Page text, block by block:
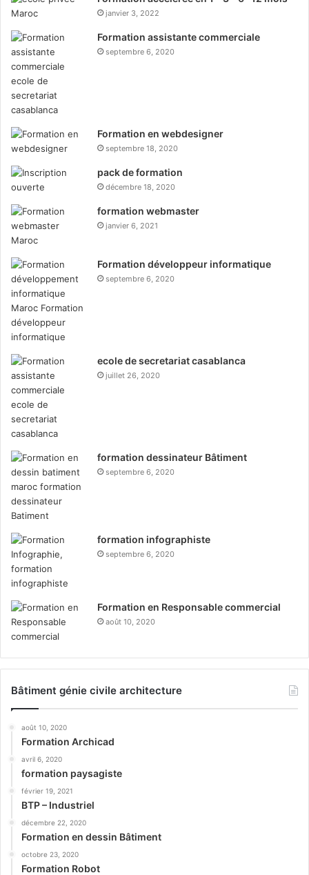
janvier 3, 2022
Formation assistante commerciale
septembre 6, 2020
Formation en webdesigner
septembre 18, 2020
pack de formation
décembre 18, 2020
formation webmaster
janvier 6, 2021
Formation développeur informatique
septembre 6, 2020
ecole de secretariat casablanca
juillet 26, 2020
formation dessinateur Bâtiment
septembre 6, 2020
formation infographiste
septembre 6, 2020
Formation en Responsable commercial
août 10, 2020
Bâtiment génie civile architecture
août 10, 2020
Formation Archicad
avril 6, 2020
formation paysagiste
février 19, 2021
BTP – Industriel
décembre 22, 2020
Formation en dessin Bâtiment
octobre 23, 2020
Formation Robot